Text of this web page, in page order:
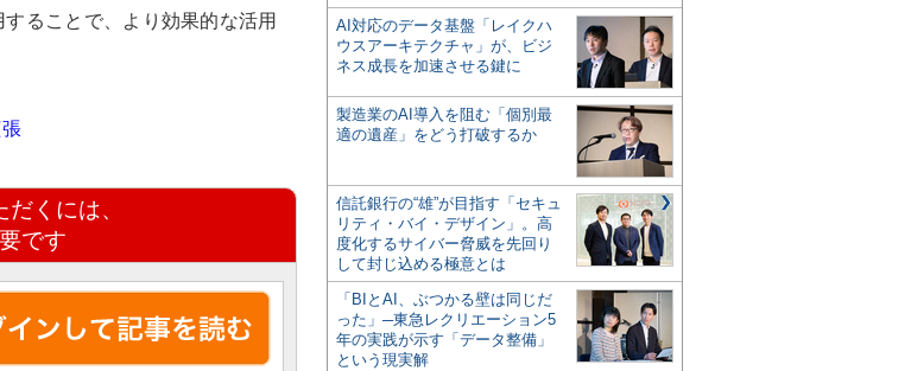
ることで、より効果的な活用
くには、
です
AI対応のデータ基盤「レイクハ
ウスアーキテクチャ」が、ビジ
ネス成長を加速させる鍵に
製造業のAI導入を阻む「個別最
適の遺産」をどう打破するか
信託銀行の“雄”が目指す「セキュ
リティ・バイ・デザイン」。高
度化するサイバー脅威を先回り
して封じ込める極意とは
「BIとAI、ぶつかる壁は同じだ
った」─東急レクリエーション5
年の実践が示す「データ整備」
という現実解